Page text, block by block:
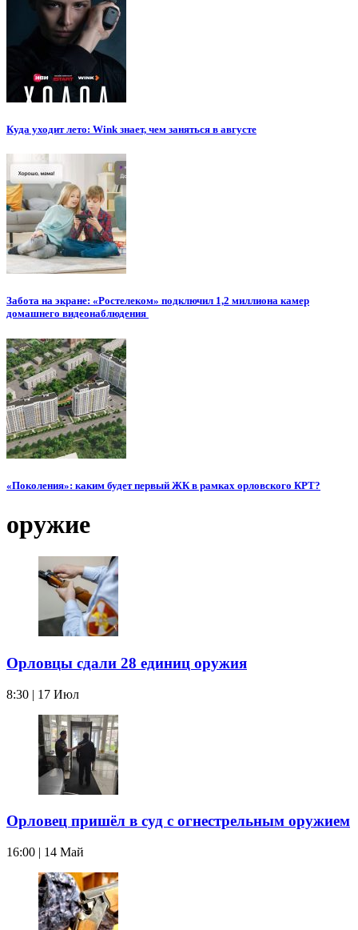
Куда уходит лето: Wink знает, чем заняться в августе
Забота на экране: «Ростелеком» подключил 1,2 миллиона камер
домашнего видеонаблюдения
«Поколения»: каким будет первый ЖК в рамках орловского КРТ?
оружие
Орловцы сдали 28 единиц оружия
8:30 | 17 Июл
Орловец пришёл в суд с огнестрельным оружием
16:00 | 14 Май